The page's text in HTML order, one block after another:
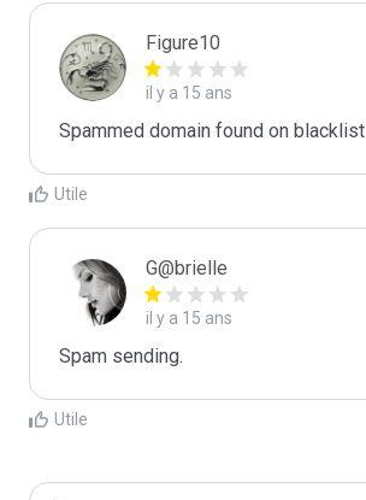
Figure10
il y a 15 ans
Spammed domain found on blacklist
Utile
G@brielle
il y a 15 ans
Spam sending.
Utile